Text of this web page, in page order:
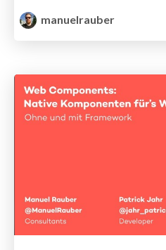
manuelrauber